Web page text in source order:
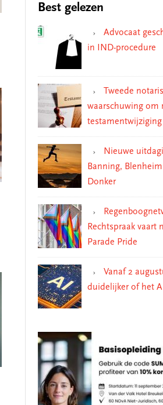
Best gelezen
Advocaat
in IND-procedure
Tweede
waarschuwing om
testamentwijziging
Nieuwe
Banning,
Donker
Rechtspraak vaart
Parade Pride
Vanaf 2
duidelijker of het